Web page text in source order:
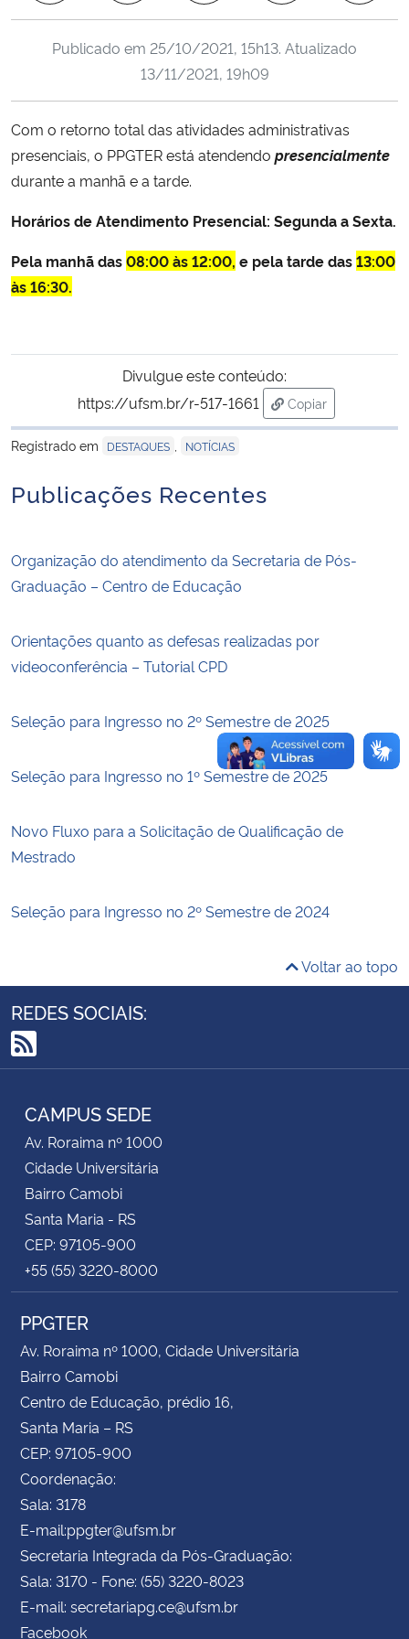
Ministério da Ciência, Tecnologia, Inovações e Comunicações
Ministério do Turismo
Controladoria-Geral da União
Ministério da Mulher, da Família e dos Direitos Humanos
Secretaria-Geral
Secretaria de Governo
Advocacia-Geral da União
Banco Central do Brasil
Publicado em 25/10/2021, 15h13. Atualizado
13/11/2021, 19h09
Com o retorno total das atividades administrativas
presenciais, o PPGTER está atendendo presencialmente
durante a manhã e a tarde.
Horários de Atendimento Presencial: Segunda a Sexta.
Pela manhã das08:00 às 12:00, e pela tarde das13:00
às 16:30.
Divulgue este conteúdo:
https://ufsm.br/r-517-1661
Copiar
para área de
Registrado em
DESTAQUES NOTÍCIAS
Publicações Recentes
Organização do atendimento da Secretaria de Pós-
Graduação – Centro de Educação
Orientações quanto as defesas realizadas por
videoconferência – Tutorial CPD
Seleção para Ingresso no 2º Semestre de 2025
Seleção para Ingresso no 1º Semestre de 2025
Novo Fluxo para a Solicitação de Qualificação de
Mestrado
Seleção para Ingresso no 2º Semestre de 2024
Voltar ao topo
REDES SOCIAIS:
RSS
CAMPUS SEDE
Av. Roraima nº 1000
Cidade Universitária
Bairro Camobi
Santa Maria - RS
CEP: 97105-900
+55 (55) 3220-8000
PPGTER
Av. Roraima nº 1000, Cidade Universitária
Bairro Camobi
Centro de Educação, prédio 16,
Santa Maria – RS
CEP: 97105-900
Coordenação:
Sala: 3178
E-mail:ppgter@ufsm.br
Secretaria Integrada da Pós-Graduação:
Sala: 3170 - Fone: (55) 3220-8023
E-mail: secretariapg.ce@ufsm.br
Facebook